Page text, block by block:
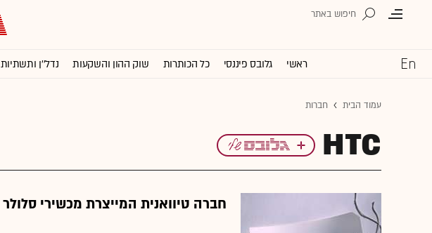
ראשי גלובס פיננסי כל הכותרות שוק ההון והשקעות נדל''ן ותשתיות
עמוד הבית חברות
HTC
חברה טיוואנית המייצרת מכשירי סלולר